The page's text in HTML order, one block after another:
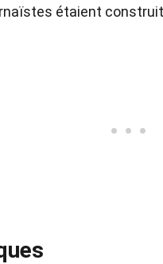
étaient